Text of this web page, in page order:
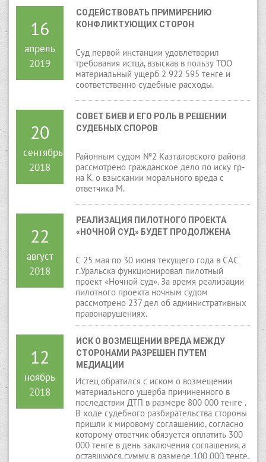
16
апрель
2019
СОДЕЙСТВОВАТЬ ПРИМИРЕНИЮ
КОНФЛИКТУЮЩИХ СТОРОН
Суд первой инстанции удовлетворил
требования истца, взыскав в пользу ТОО
материальный ущерб 2 922 595 тенге и
соответственно судебные расходы.
20
сентябрь
2018
СОВЕТ БИЕВ И ЕГО РОЛЬ В РЕШЕНИИ
СУДЕБНЫХ СПОРОВ
Районным судом №2 Казталовского района
рассмотрено гражданское дело по иску гр-
на К. о взыскании морального вреда с
ответчика М.
22
август
2018
РЕАЛИЗАЦИЯ ПИЛОТНОГО ПРОЕКТА
«НОЧНОЙ СУД» БУДЕТ ПРОДОЛЖЕНА
С 25 мая по 30 июня текущего года в САС
г.Уральска функционировал пилотный
проект «Ночной суд». За время реализации
пилотного проекта ночным судом
рассмотрено 237 дел об административных
правонарушениях.
12
ноябрь
2018
ИСК О ВОЗМЕЩЕНИИ ВРЕДА МЕЖДУ
СТОРОНАМИ РАЗРЕШЕН ПУТЕМ
МЕДИАЦИИ
Истец обратился с иском о возмещении
материального ущерба причиненного в
последствии ДТП в размере 800 000 тенге .
В ходе судебного разбирательства стороны
пришли к мировому соглашению, согласно
которому ответчик обязуется оплатить 300
000 тенге в день заключения соглашения, а
оставшуюся сумму в размере 100 000 тенге